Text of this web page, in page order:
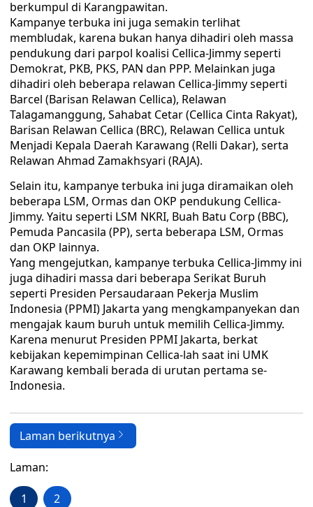
berkumpul di Karangpawitan.
Kampanye terbuka ini juga semakin terlihat
membludak, karena bukan hanya dihadiri oleh massa
pendukung dari parpol koalisi Cellica-Jimmy seperti
Demokrat, PKB, PKS, PAN dan PPP. Melainkan juga
dihadiri oleh beberapa relawan Cellica-Jimmy seperti
Barcel (Barisan Relawan Cellica), Relawan
Talagamanggung, Sahabat Cetar (Cellica Cinta Rakyat),
Barisan Relawan Cellica (BRC), Relawan Cellica untuk
Menjadi Kepala Daerah Karawang (Relli Dakar), serta
Relawan Ahmad Zamakhsyari (RAJA).
Selain itu, kampanye terbuka ini juga diramaikan oleh
beberapa LSM, Ormas dan OKP pendukung Cellica-
Jimmy. Yaitu seperti LSM NKRI, Buah Batu Corp (BBC),
Pemuda Pancasila (PP), serta beberapa LSM, Ormas
dan OKP lainnya.
Yang mengejutkan, kampanye terbuka Cellica-Jimmy ini
juga dihadiri massa dari beberapa Serikat Buruh
seperti Presiden Persaudaraan Pekerja Muslim
Indonesia (PPMI) Jakarta yang mengkampanyekan dan
mengajak kaum buruh untuk memilih Cellica-Jimmy.
Karena menurut Presiden PPMI Jakarta, berkat
kebijakan kepemimpinan Cellica-lah saat ini UMK
Karawang kembali berada di urutan pertama se-
Indonesia.
Laman berikutnya
Laman:
1 2